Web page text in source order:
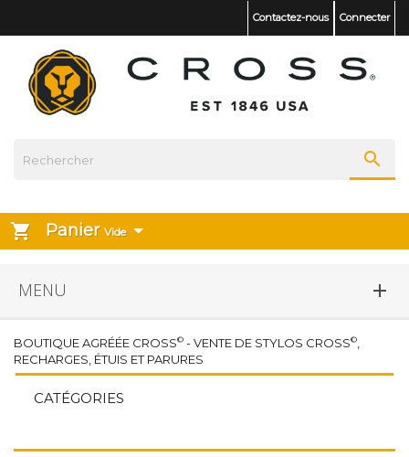
Contactez-nous Connecter

shopping_cart Panier Vide
MENU 
BOUTIQUE AGRÉÉE CROSS© - VENTE DE STYLOS CROSS©
RECHARGES, ÉTUIS ET PARURES
CATÉGORIES